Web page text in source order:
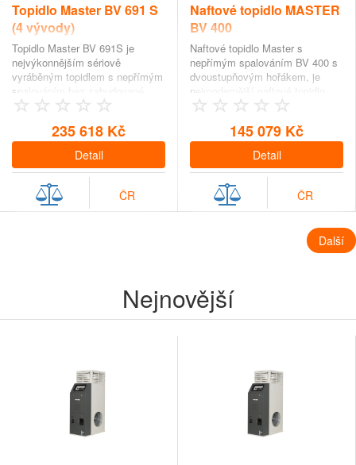
Topidlo Master BV 691 S
(4 vývody)
Topidlo Master BV 691S je
nejvýkonnějším sériově
vyráběným topidlem s nepřímým
spalováním bez zabudované
nádrže.…
235 618 Kč
Detail
ČR
Naftové topidlo MASTER
BV 400
Naftové topidlo Master s
nepřímým spalováním BV 400 s
dvoustupňovým hořákem, je
nejmodernější naftové topidlo
Master s nepř…
145 079 Kč
Detail
ČR
Další
Nejnovější